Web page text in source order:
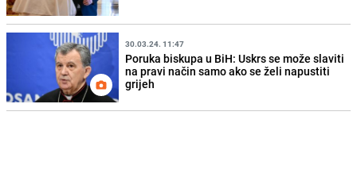
30.03.24. 11:47
Poruka biskupa u BiH: Uskrs se može slaviti
na pravi način samo ako se želi napustiti
grijeh